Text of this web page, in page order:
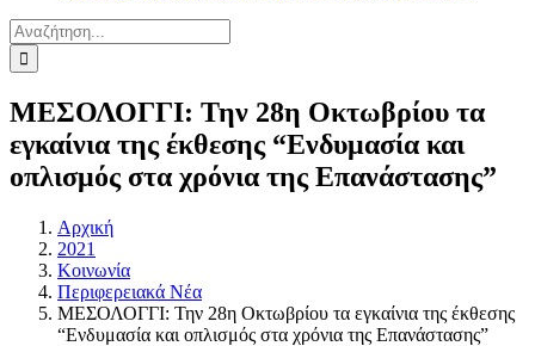
Αναζήτηση
για:
ΜΕΣΟΛΟΓΓΙ: Την 28η Οκτωβρίου τα
εγκαίνια της έκθεσης “Ενδυμασία και
οπλισμός στα χρόνια της Επανάστασης”
Αρχική
2021
Κοινωνία
Περιφερειακά Νέα
ΜΕΣΟΛΟΓΓΙ: Την 28η Οκτωβρίου τα εγκαίνια της έκθεσης
“Ενδυμασία και οπλισμός στα χρόνια της Επανάστασης”